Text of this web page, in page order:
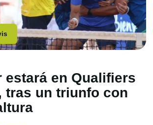
estará en Qualifiers
tras un triunfo con